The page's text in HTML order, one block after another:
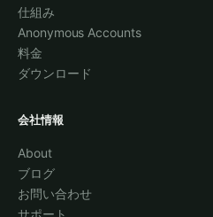
仕組み
Anonymous Accounts
料金
ダウンロード
会社情報
About
ブログ
お問い合わせ
サポート